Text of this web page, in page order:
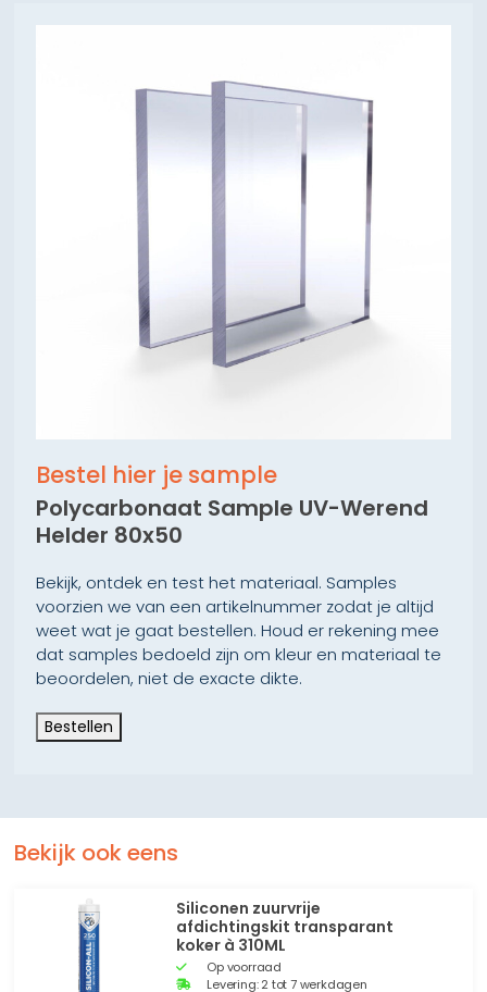
Bestel hier je sample
Polycarbonaat Sample UV-Werend
Helder 80x50
Bekijk, ontdek en test het materiaal. Samples
voorzien we van een artikelnummer zodat je altijd
weet wat je gaat bestellen. Houd er rekening mee
dat samples bedoeld zijn om kleur en materiaal te
beoordelen, niet de exacte dikte.
Bestellen
Bekijk ook eens
Siliconen zuurvrije
afdichtingskit transparant
koker à 310ML
Op voorraad
Levering: 2 tot 7 werkdagen